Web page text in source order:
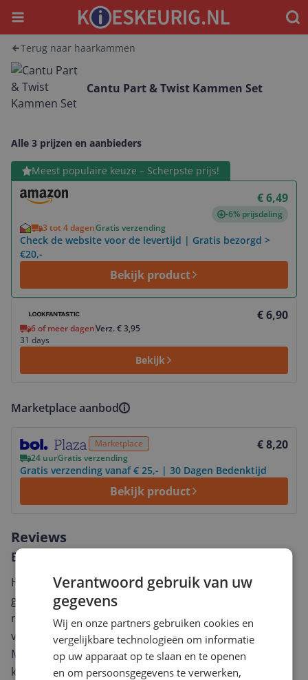
Menu
Terug naar haarkammen
Cantu Part & Twist Kammen Set
Alle 3 prijzen en aanbieders
Meest populaire keuze – Scherpste prijs!
€ 6,49
-6% prijsdaling
3 tot 4 dagenGratis verzending
Check de website voor de levertijd | Gratis bezorgd >
€20,-
Bekijk product
Bekijk product
€ 6,90
6 of meer dagenVerz. € 3,95
31 days
Bekijk
Marketplace aanbod
Marketplace € 8,20
24 uurGratis verzending
Gratis verzending vanaf € 25,- | 30 Dagen Bedenktijd
Bekijk product
Reviews
Er zijn nog geen reviews geschreven
Heb jij dit product in bezit en wil je graag je mening
geven? Start dan hieronder met het schrijven van je
review. Afhankelijk van de details duurt het schrijven
van een review gemiddeld tussen de 3 en 10 minuten.
Met jouw mening help je andere bezoekers een betere
keuze te maken én maak je iedere maand kans op
Verantwoord gebruik van uw
gegevens
Wij en onze partners gebruiken cookies en
vergelijkbare technologieën om informatie
op uw apparaat op te slaan en te openen
en om persoonsgegevens te verwerken,